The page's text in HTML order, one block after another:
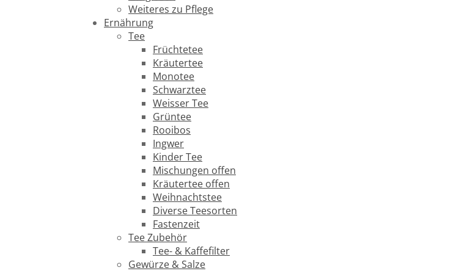
Weiteres zu Pflege
Ernährung
Tee
Früchtetee
Kräutertee
Monotee
Schwarztee
Weisser Tee
Grüntee
Rooibos
Ingwer
Kinder Tee
Mischungen offen
Kräutertee offen
Weihnachtstee
Diverse Teesorten
Fastenzeit
Tee Zubehör
Tee- & Kaffefilter
Gewürze & Salze